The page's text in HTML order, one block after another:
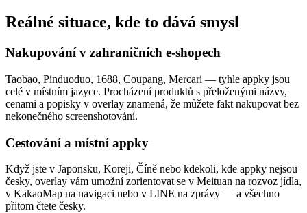
Reálné situace, kde to dává smysl
Nakupování v zahraničních e-shopech
Taobao, Pinduoduo, 1688, Coupang, Mercari — tyhle appky jsou
celé v místním jazyce. Procházení produktů s přeloženými názvy,
cenami a popisky v overlay znamená, že můžete fakt nakupovat bez
nekonečného screenshotování.
Cestování a místní appky
Když jste v Japonsku, Koreji, Číně nebo kdekoli, kde appky nejsou
česky, overlay vám umožní zorientovat se v Meituan na rozvoz jídla,
v KakaoMap na navigaci nebo v LINE na zprávy — a všechno
přitom čtete česky.